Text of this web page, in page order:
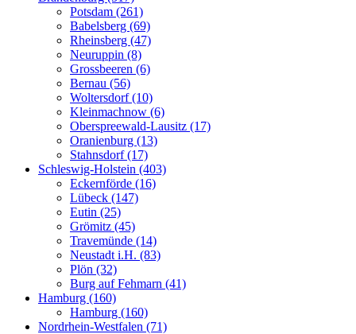
Potsdam (261)
Babelsberg (69)
Rheinsberg (47)
Neuruppin (8)
Grossbeeren (6)
Bernau (56)
Woltersdorf (10)
Kleinmachnow (6)
Oberspreewald-Lausitz (17)
Oranienburg (13)
Stahnsdorf (17)
Schleswig-Holstein (403)
Eckernförde (16)
Lübeck (147)
Eutin (25)
Grömitz (45)
Travemünde (14)
Neustadt i.H. (83)
Plön (32)
Burg auf Fehmarn (41)
Hamburg (160)
Hamburg (160)
Nordrhein-Westfalen (71)